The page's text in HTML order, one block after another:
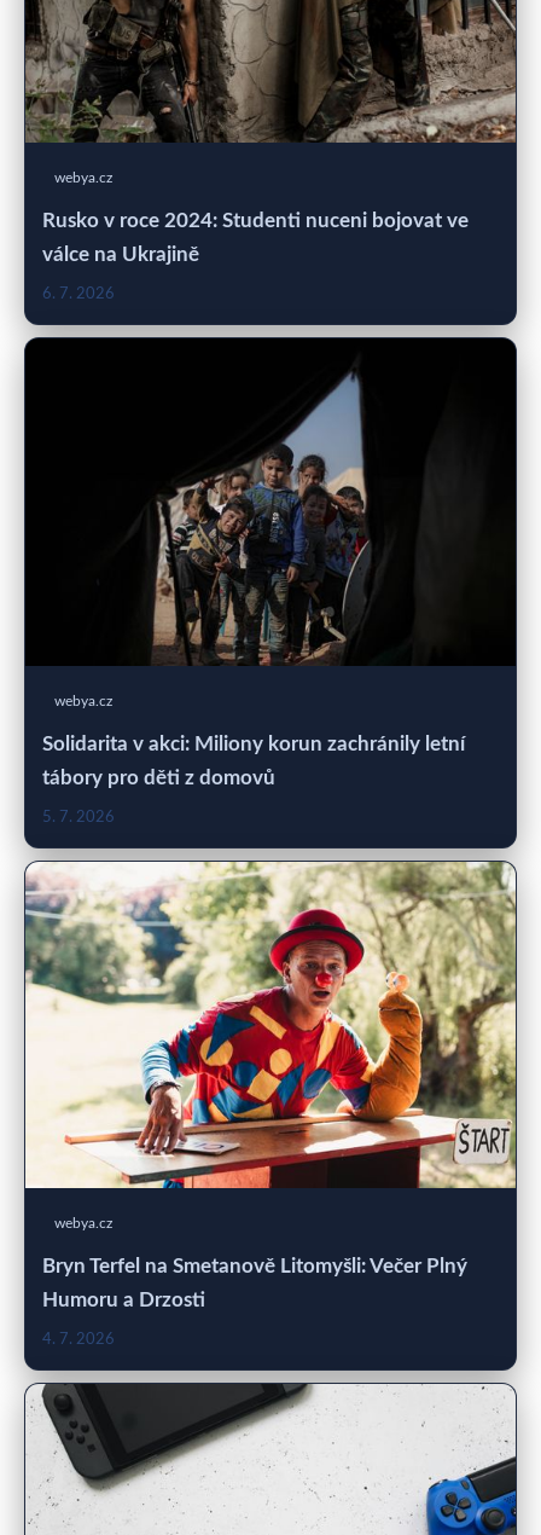
webya.cz
Rusko v roce 2024: Studenti nuceni bojovat ve
válce na Ukrajině
6. 7. 2026
webya.cz
Solidarita v akci: Miliony korun zachránily letní
tábory pro děti z domovů
5. 7. 2026
webya.cz
Bryn Terfel na Smetanově Litomyšli: Večer Plný
Humoru a Drzosti
4. 7. 2026